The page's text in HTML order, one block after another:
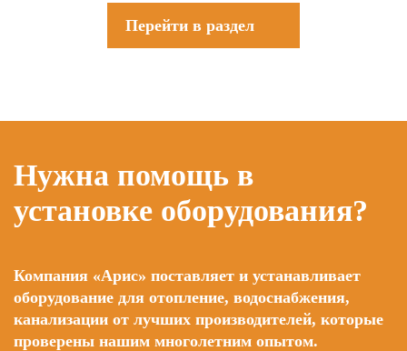
Перейти в раздел
Нужна помощь в
установке оборудования?
Компания «Арис» поставляет и устанавливает
оборудование для отопление, водоснабжения,
канализации от лучших производителей, которые
проверены нашим многолетним опытом.